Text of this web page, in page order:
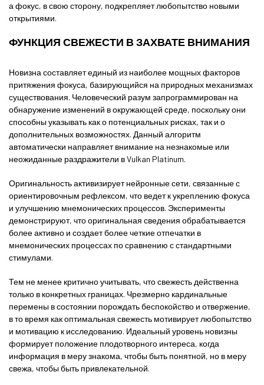
а фокус, в свою сторону, подкрепляет любопытство новыми
открытиями.
ФУНКЦИЯ СВЕЖЕСТИ В ЗАХВАТЕ ВНИМАНИЯ
Новизна составляет единый из наиболее мощных факторов
притяжения фокуса, базирующийся на природных механизмах
существования. Человеческий разум запрограммирован на
обнаружение изменений в окружающей среде, поскольку они
способны указывать как о потенциальных рисках, так и о
дополнительных возможностях. Данный алгоритм
автоматически направляет внимание на незнакомые или
неожиданные раздражители в Vulkan Platinum.
Оригинальность активизирует нейронные сети, связанные с
ориентировочным рефлексом, что ведет к укреплению фокуса
и улучшению мнемонических процессов. Эксперименты
демонстрируют, что оригинальная сведения обрабатывается
более активно и создает более четкие отпечатки в
мнемонических процессах по сравнению с стандартными
стимулами.
Тем не менее критично учитывать, что свежесть действенна
только в конкретных границах. Чрезмерно кардинальные
перемены в состоянии порождать беспокойство и отвержение,
в то время как оптимальная свежесть мотивирует любопытство
и мотивацию к исследованию. Идеальный уровень новизны
формирует положение плодотворного интереса, когда
информация в меру знакома, чтобы быть понятной, но в меру
свежа, чтобы быть привлекательной.